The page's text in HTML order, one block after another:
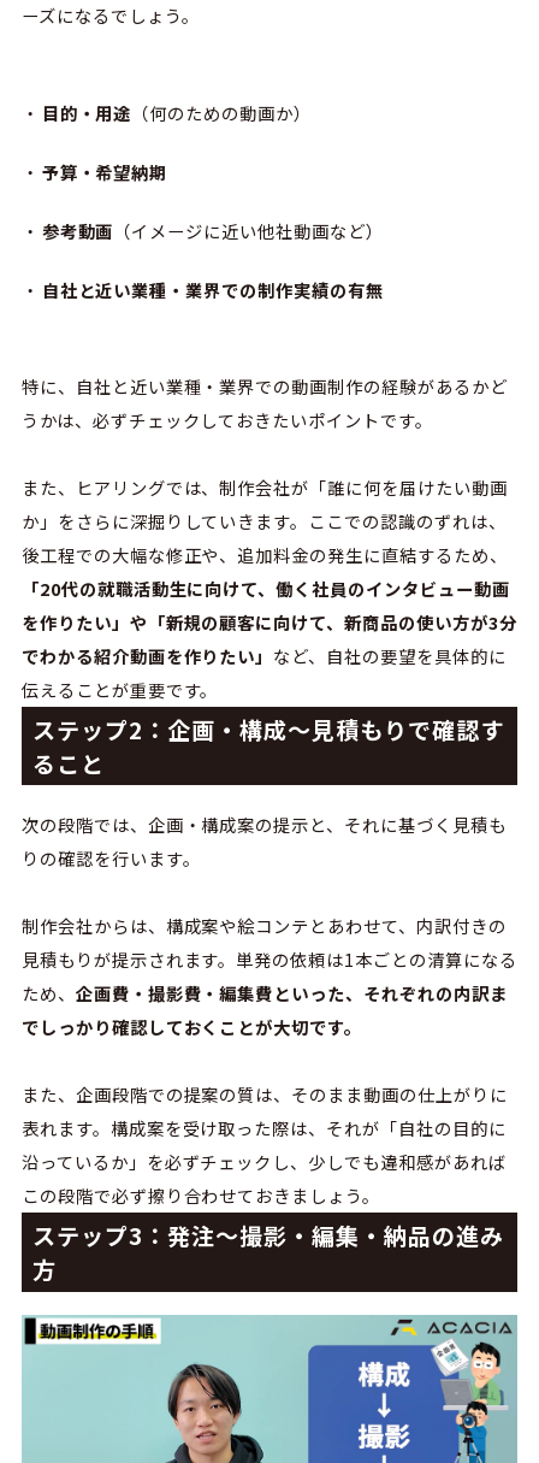
ーズになるでしょう。
目的・用途 （何のための動画か）
予算・希望納期
参考動画 （イメージに近い他社動画など）
自社と近い業種・業界での制作実績の有無
特に、自社と近い業種・業界での動画制作の経験があるかど
うかは、必ずチェックしておきたいポイントです。
また、ヒアリングでは、制作会社が「誰に何を届けたい動画
か」をさらに深掘りしていきます。ここでの認識のずれは、
後工程での大幅な修正や、追加料金の発生に直結するため、
「20代の就職活動生に向けて、働く社員のインタビュー動画
を作りたい」や「新規の顧客に向けて、新商品の使い方が3分
でわかる紹介動画を作りたい」 など、自社の要望を具体的に
伝えることが重要です。
ステップ2：企画・構成〜見積もりで確認す
ること
次の段階では、企画・構成案の提示と、それに基づく見積も
りの確認を行います。
制作会社からは、構成案や絵コンテとあわせて、内訳付きの
見積もりが提示されます。単発の依頼は1本ごとの清算になる
ため、 企画費・撮影費・編集費といった、それぞれの内訳ま
でしっかり確認しておくことが大切です。
また、企画段階での提案の質は、そのまま動画の仕上がりに
表れます。構成案を受け取った際は、それが「自社の目的に
沿っているか」を必ずチェックし、少しでも違和感があれば
この段階で必ず擦り合わせておきましょう。
ステップ3：発注〜撮影・編集・納品の進み
方